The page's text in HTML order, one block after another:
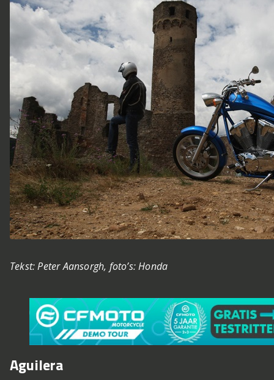
Tekst: Peter Aansorgh, foto’s: Honda
Aguilera